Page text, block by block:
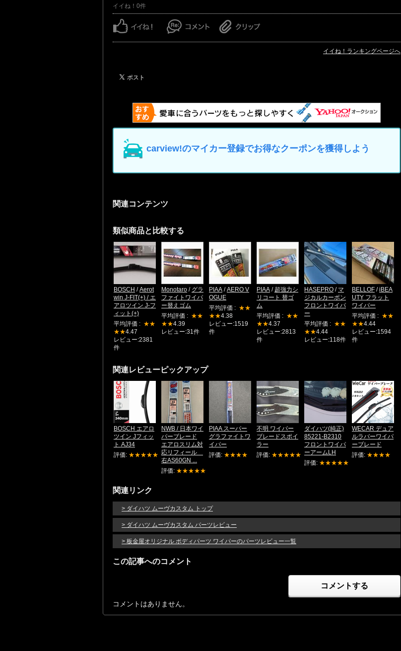
イイね！0件
イイね！ランキングページへ
carview!のマイカー登録でお得なクーポンを獲得しよう
関連コンテンツ
類似商品と比較する
BOSCH /Aerot
win J-FIT(+) / エ
アロツイン J-フ
ィット(+)
平均評価 : ★★
★★4.47
レビュー:2381
件
Monotaro / グラ
ファイトワイパ
ー替えゴム
平均評価 : ★★
★★4.39
レビュー:31件
PIAA /AERO V
OGUE
平均評価 : ★★
★★4.38
レビュー:1519
件
PIAA / 超強力シ
リコート 替ゴ
ム
平均評価 : ★★
★★4.37
レビュー:2813
件
HASEPRO / マ
ジカルカーボン
フロントワイパ
ー
平均評価 : ★★
★★4.44
レビュー:118件
BELLOF /iBEA
UTY フラット
ワイパー
平均評価 : ★★
★★4.44
レビュー:1594
件
関連レビューピックアップ
BOSCH エアロ
ツイン Jフィッ
ト AJ34
評価: ★★★★★
NWB / 日本ワイ
パーブレード
エアロスリム対
応リフィール
右AS60GN ...
評価: ★★★★★
PIAA スーパー
グラファイトワ
イパー
評価: ★★★★
不明 ワイパー
ブレードスポイ
ラー
評価: ★★★★★
ダイハツ(純正)
85221-B2310
フロントワイパ
ーアームLH
評価: ★★★★★
WECAR デュア
ルラバーワイパ
ーブレード
評価: ★★★★
関連リンク
> ダイハツ ムーヴカスタム トップ
> ダイハツ ムーヴカスタム パーツレビュー
> 板金屋オリジナル ボディパーツ ワイパーのパーツレビュー一覧
この記事へのコメント
コメントする
コメントはありません。